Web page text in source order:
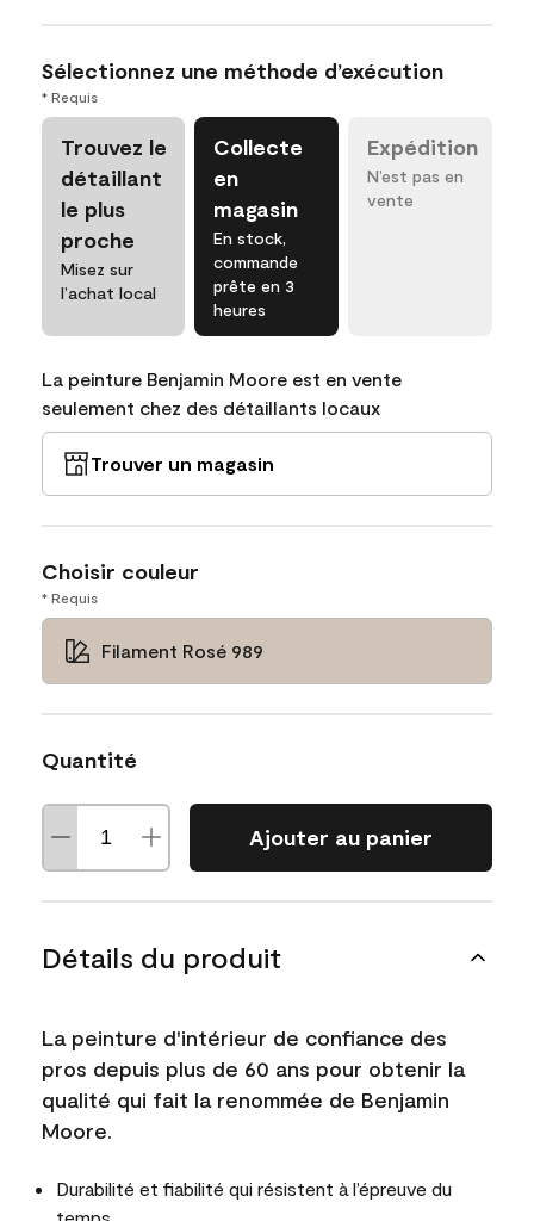
Sélectionnez une méthode d’exécution
* Requis
Trouvez le
détaillant
le plus
proche
Misez sur
l’achat local
Collecte
en
magasin
En stock,
commande
prête en 3
heures
Expédition
N’est pas en
vente
La peinture Benjamin Moore est en vente
seulement chez des détaillants locaux
Trouver un magasin
Choisir couleur
* Requis
Filament Rosé 989
Quantité
Ajouter au panier
Détails du produit
La peinture d'intérieur de confiance des
pros depuis plus de 60 ans pour obtenir la
qualité qui fait la renommée de Benjamin
Moore.
Durabilité et fiabilité qui résistent à l’épreuve du
temps